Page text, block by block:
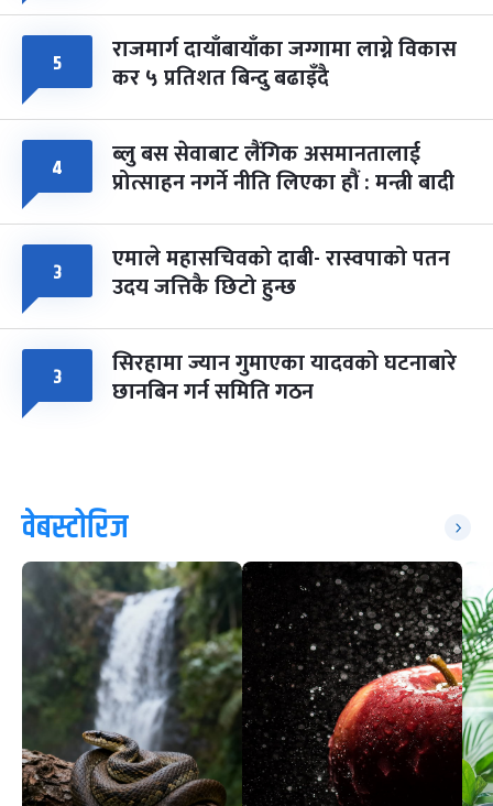
५ राजमार्ग दायाँबायाँका जग्गामा लाग्ने विकास
कर ५ प्रतिशत बिन्दु बढाइँदै
४ ब्लु बस सेवाबाट लैंगिक असमानतालाई
प्रोत्साहन नगर्ने नीति लिएका हौं : मन्त्री बादी
३ एमाले महासचिवको दाबी- रास्वपाको पतन
उदय जत्तिकै छिटो हुन्छ
३ सिरहामा ज्यान गुमाएका यादवको घटनाबारे
छानबिन गर्न समिति गठन
वेबस्टोरिज